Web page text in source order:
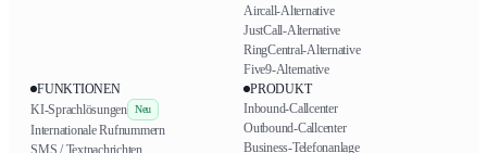
Aircall-Alternative
JustCall-Alternative
RingCentral-Alternative
Five9-Alternative
FUNKTIONEN
KI-Sprachlösungen
Neu
Internationale Rufnummern
SMS / Textnachrichten
PRODUKT
Inbound-Callcenter
Outbound-Callcenter
Business-Telefonanlage